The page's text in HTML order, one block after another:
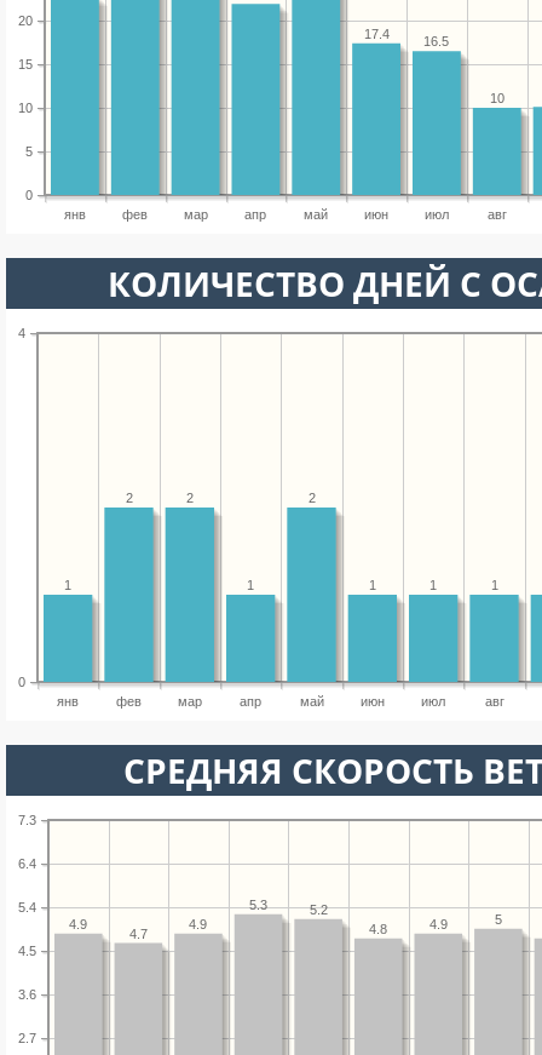
янв фев мар апр май июн июл авг
0
5
10
15
20
10
16.5
17.4
КОЛИЧЕСТВО ДНЕЙ С
янв фев мар апр май июн июл авг
0
4
1
1
1
2
1
2
2
1
СРЕДНЯЯ СКОРОСТЬ
2.7
3.6
4.5
5.4
6.4
7.3
5
4.9
4.8
5.2
5.3
4.9
4.7
4.9